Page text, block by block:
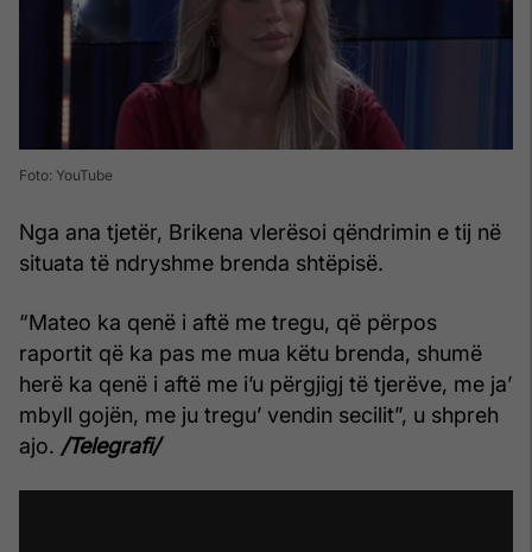
Foto: YouTube
Nga ana tjetër, Brikena vlerësoi qëndrimin e tij në
situata të ndryshme brenda shtëpisë.
“Mateo ka qenë i aftë me tregu, që përpos
raportit që ka pas me mua këtu brenda, shumë
herë ka qenë i aftë me i’u përgjigj të tjerëve, me ja’
mbyll gojën, me ju tregu’ vendin secilit”, u shpreh
ajo. /Telegrafi/